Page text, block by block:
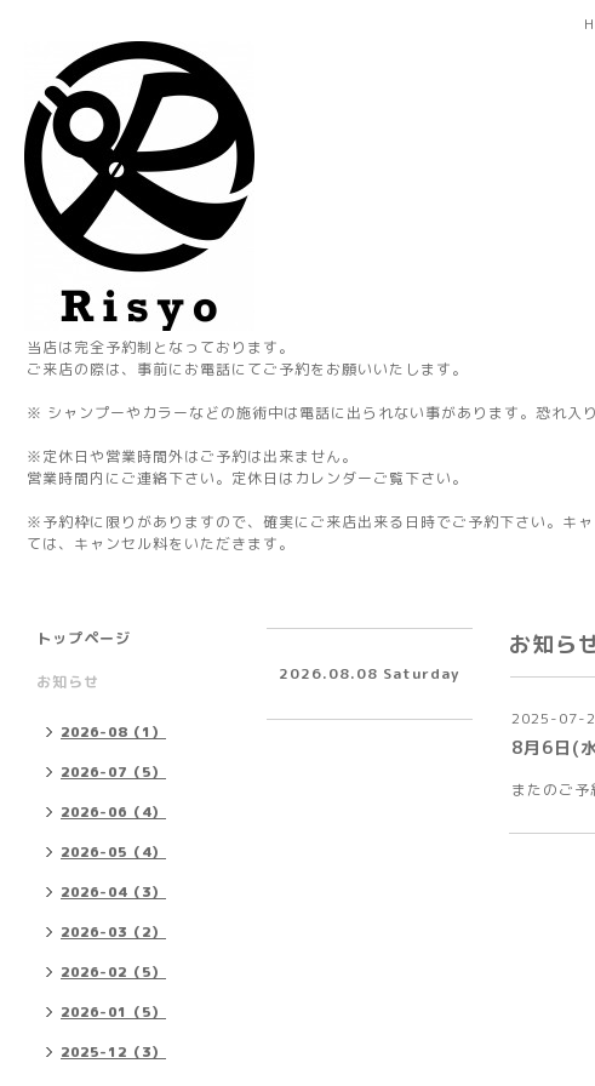
当店は完全予約制となっております。
ご来店の際は、事前にお電話にてご予約をお願いいたします。
※ シャンプーやカラーなどの施術中は電話に出られない事があります。恐れ入
※定休日や営業時間外はご予約は出来ません。
営業時間内にご連絡下さい。定休日はカレンダーご覧下さい。
※予約枠に限りがありますので、確実にご来店出来る日時でご予約下さい。キ
ては、キャンセル料をいただきます。
お知ら
2025-07-
8月6日(
またのご予
トップページ
お知らせ
2026-08（1）
2026-07（5）
2026-06（4）
2026-05（4）
2026-04（3）
2026-03（2）
2026-02（5）
2026-01（5）
2025-12（3）
2026.08.08 Saturday